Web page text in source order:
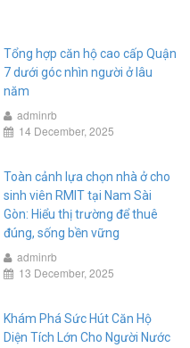
Tổng hợp căn hộ cao cấp Quận
7 dưới góc nhìn người ở lâu
năm
adminrb
14 December, 2025
Toàn cảnh lựa chọn nhà ở cho
sinh viên RMIT tại Nam Sài
Gòn: Hiểu thị trường để thuê
đúng, sống bền vững
adminrb
13 December, 2025
Khám Phá Sức Hút Căn Hộ
Diện Tích Lớn Cho Người Nước